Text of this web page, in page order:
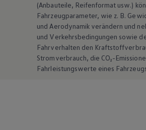
(Anbauteile, Reifenformat usw.)
Fahrzeugparameter, wie z. B.
und Aerodynamik verändern und
und Verkehrsbedingungen sowie
Fahrverhalten den
Stromverbrauch, die CO₂-
Fahrleistungswerte eines